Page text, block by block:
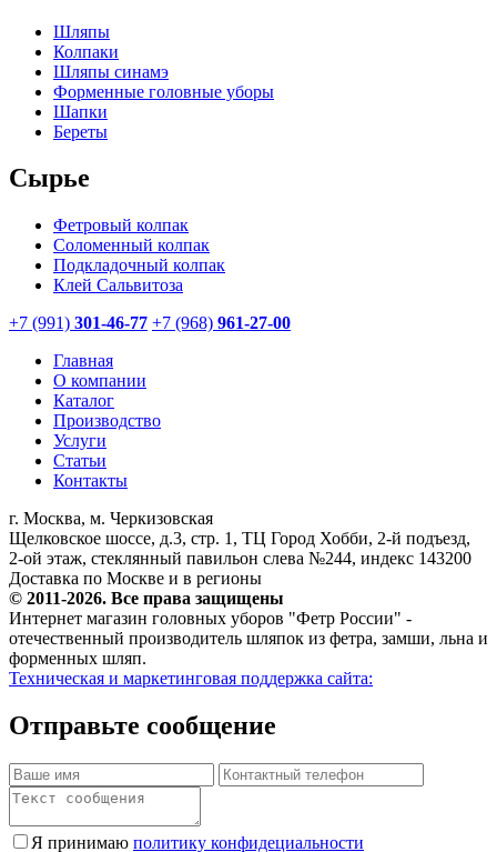
Шляпы
Колпаки
Шляпы синамэ
Форменные головные уборы
Шапки
Береты
Сырье
Фетровый колпак
Соломенный колпак
Подкладочный колпак
Клей Сальвитоза
+7 (991) 301-46-77 +7 (968) 961-27-00
Главная
О компании
Каталог
Производство
Услуги
Статьи
Контакты
г. Москва, м. Черкизовская
Щелковское шоссе, д.3, стр. 1, ТЦ Город Хобби, 2-й подъезд,
2-ой этаж, стеклянный павильон слева №244, индекс 143200
Доставка по Москве и в регионы
© 2011-2026. Все права защищены
Интернет магазин головных уборов "Фетр России" -
отечественный производитель шляпок из фетра, замши, льна и
форменных шляп.
Техническая и маркетинговая поддержка сайта:
Отправьте сообщение
Я принимаю политику конфидециальности